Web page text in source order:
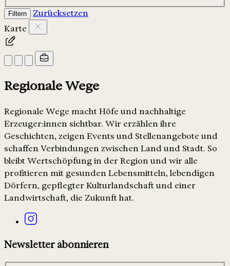
Filtern
Zurücksetzen
Karte
Regionale Wege
Regionale Wege macht Höfe und nachhaltige
Erzeuger:innen sichtbar. Wir erzählen ihre
Geschichten, zeigen Events und Stellenangebote und
schaffen Verbindungen zwischen Land und Stadt. So
bleibt Wertschöpfung in der Region und wir alle
profitieren mit gesunden Lebensmitteln, lebendigen
Dörfern, gepflegter Kulturlandschaft und einer
Landwirtschaft, die Zukunft hat.
Newsletter abonnieren